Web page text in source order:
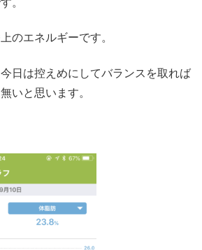
のエネルギーです。
日は控えめにしてバランスを取れば
いと思います。